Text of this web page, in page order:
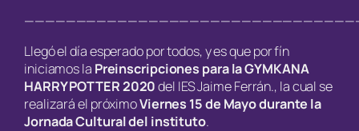
Llegó el día esperado por todos, y es que por fín
iniciamos la Preinscripciones para la GYMKANA
HARRY POTTER 2020del IES Jaime Ferrán., la cual se
realizará el próximoViernes 15 de Mayo durante la
Jornada Cultural del instituto.